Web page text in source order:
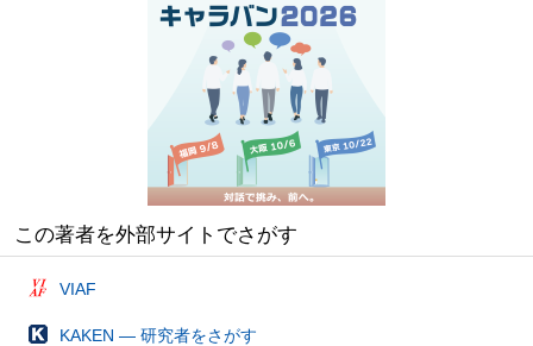
この著者を外部サイトでさがす
VIAF
KAKEN — 研究者をさがす